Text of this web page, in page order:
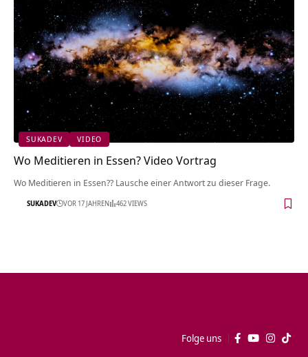
SUKADEV VIDEO
Wo Meditieren in Essen? Video Vortrag
Wo Meditieren in Essen?? Lausche einer Antwort zu dieser Frage.
SUKADEV VOR 17 JAHREN 462 VIEWS
Folge uns